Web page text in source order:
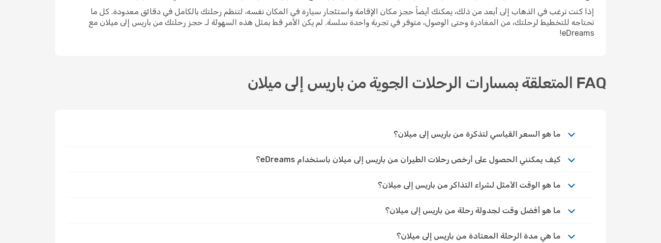
إذا كنت ترغب في الذهاب إلى أبعد من ذلك، يمكنك أيضاً حجز مكان الإقامة واستئجار سيارة في المكان نفسه، لتنظم رحلتك بالكامل في دقائق معدودة. كل ما
تحتاجه للتخطيط لرحلتك، من المغادرة وحتى الوصول، متوفر في تجربة واحدة سلسة. لم يكن الأمر قط بمثل هذه السهولة لـ حجز رحلتك من باريس إلى ميلان مع
eDreams!
FAQ المتعلقة بمسارات الرحلات الجوية من باريس إلى ميلان
ما هو السعر القياسي لتذكرة من باريس إلى ميلان؟
كيف يمكنني الحصول على أرخص رحلات الطيران من باريس إلى ميلان باستخدام eDreams؟
ما هو الوقت الأمثل لشراء التذاكر من باريس إلى ميلان؟
ما هو أفضل وقت لجدولة رحلة من باريس إلى ميلان؟
ما هي مدة الرحلة المعتادة من باريس إلى ميلان؟